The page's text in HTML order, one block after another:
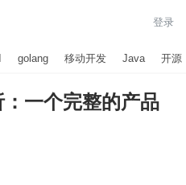
登录
golang 移动开发 Java 开源
一个完整的产品